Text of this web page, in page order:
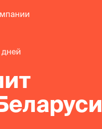
дней